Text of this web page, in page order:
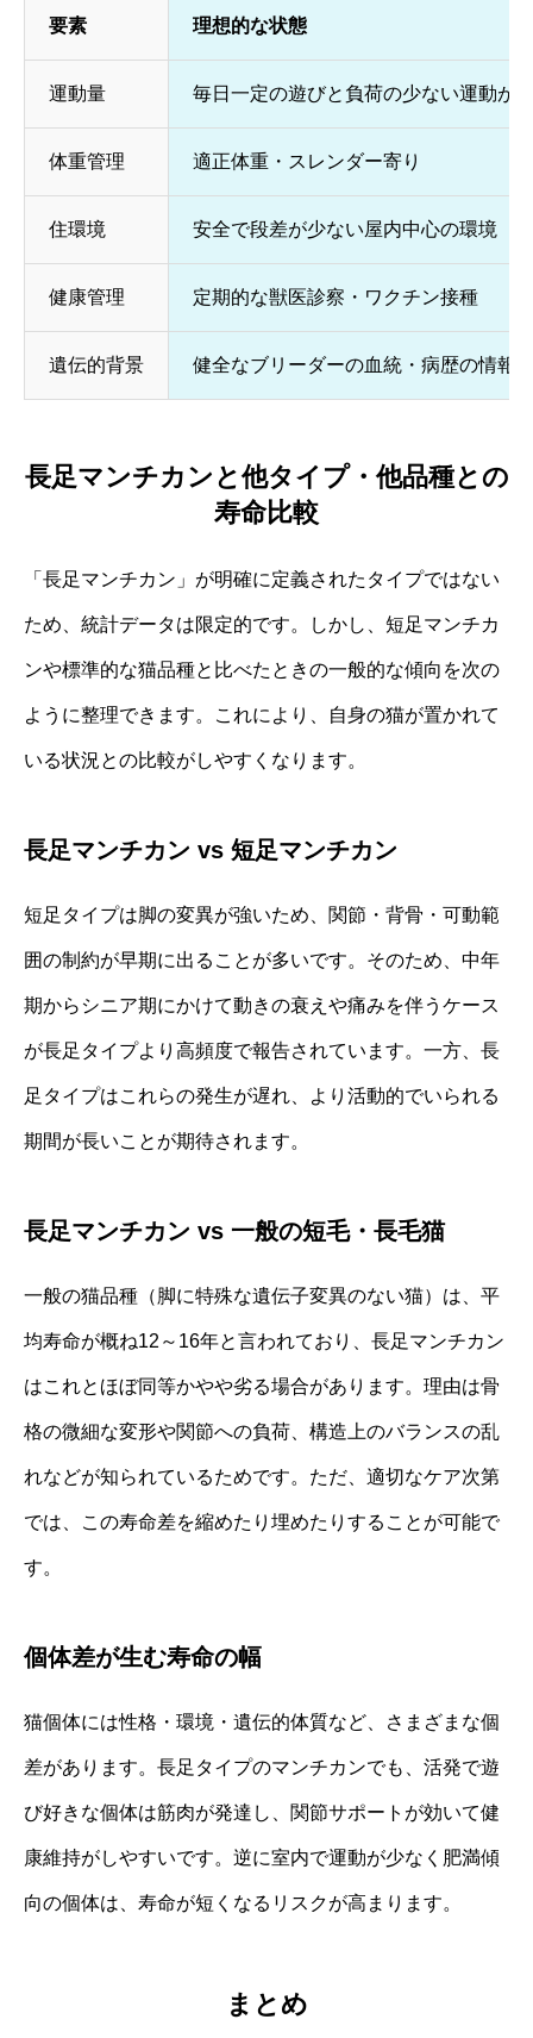
要素 理想的な状態
運動量 毎日一定の遊びと負荷の少ない運動が
体重管理 適正体重・スレンダー寄り
住環境 安全で段差が少ない屋内中心の環境
健康管理 定期的な獣医診察・ワクチン接種
遺伝的背景 健全なブリーダーの血統・病歴の情報
長足マンチカンと他タイプ・他品種との
寿命比較
「長足マンチカン」が明確に定義されたタイプではない
ため、統計データは限定的です。しかし、短足マンチカ
ンや標準的な猫品種と比べたときの一般的な傾向を次の
ように整理できます。これにより、自身の猫が置かれて
いる状況との比較がしやすくなります。
長足マンチカン vs 短足マンチカン
短足タイプは脚の変異が強いため、関節・背骨・可動範
囲の制約が早期に出ることが多いです。そのため、中年
期からシニア期にかけて動きの衰えや痛みを伴うケース
が長足タイプより高頻度で報告されています。一方、長
足タイプはこれらの発生が遅れ、より活動的でいられる
期間が長いことが期待されます。
長足マンチカン vs 一般の短毛・長毛猫
一般の猫品種（脚に特殊な遺伝子変異のない猫）は、平
均寿命が概ね12～16年と言われており、長足マンチカン
はこれとほぼ同等かやや劣る場合があります。理由は骨
格の微細な変形や関節への負荷、構造上のバランスの乱
れなどが知られているためです。ただ、適切なケア次第
では、この寿命差を縮めたり埋めたりすることが可能で
す。
個体差が生む寿命の幅
猫個体には性格・環境・遺伝的体質など、さまざまな個
差があります。長足タイプのマンチカンでも、活発で遊
び好きな個体は筋肉が発達し、関節サポートが効いて健
康維持がしやすいです。逆に室内で運動が少なく肥満傾
向の個体は、寿命が短くなるリスクが高まります。
まとめ